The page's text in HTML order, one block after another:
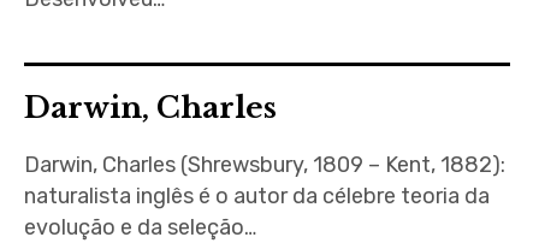
Darwin, Charles
Darwin, Charles (Shrewsbury, 1809 – Kent, 1882):
naturalista inglês é o autor da célebre teoria da
evolução e da seleção…